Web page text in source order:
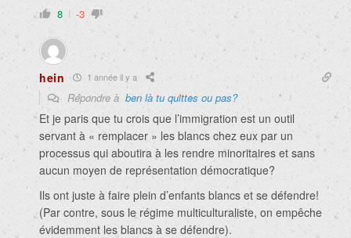
8 -3
hein 1 année il y a
Répondre à ben là tu quittes ou pas?
Et je paris que tu crois que l’immigration est un outil
servant à « remplacer » les blancs chez eux par un
processus qui aboutira à les rendre minoritaires et sans
aucun moyen de représentation démocratique?
Ils ont juste à faire plein d’enfants blancs et se défendre!
(Par contre, sous le régime multiculturaliste, on empêche
évidemment les blancs à se défendre).